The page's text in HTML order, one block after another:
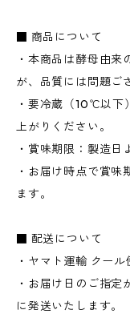
■ 商品について
・本商品は酵母由来
が、品質には問題ご
・要冷蔵（10℃以下
上がりください。
・賞味期限：製造日
・お届け時点で賞味
ます。
■ 配送について
・ヤマト運輸 クー
・お届け日のご指
に発送いたします。